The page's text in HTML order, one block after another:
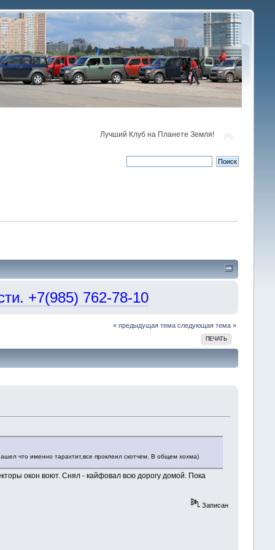
Лучший Клуб на Планете Земля!
+7(985) 762-78-10
« предыдущая тема следующая тема »
ПЕЧАТЬ
что именно тарахтит,все проклеил скотчем. В общем хохма)
окон воют. Снял - кайфовал всю дорогу домой. Пока
Записан